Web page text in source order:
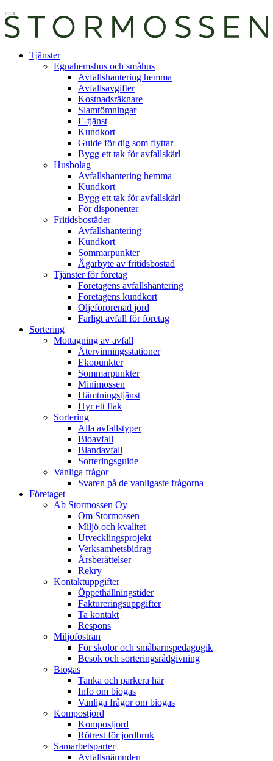
Skip
to
content
Öppna
huvudmeny
tjänst
Tjänster
Egnahemshus och småhus
Avfallshantering hemma
Avfallsavgifter
Kostnadsräknare
Slamtömningar
E-tjänst
Kundkort
Guide för dig som flyttar
Bygg ett tak för avfallskärl
Husbolag
Avfallshantering hemma
Kundkort
Bygg ett tak för avfallskärl
För disponenter
Fritidsbostäder
Avfallshantering
Kundkort
Sommarpunkter
Ägarbyte av fritidsbostad
Tjänster för företag
Företagens avfallshantering
Företagens kundkort
Oljeförorenad jord
Farligt avfall för företag
Sortering
Mottagning av avfall
Återvinningsstationer
Ekopunkter
Sommarpunkter
Minimossen
Hämtningstjänst
Hyr ett flak
Sortering
Alla avfallstyper
Bioavfall
Blandavfall
Sorteringsguide
Vanliga frågor
Svaren på de vanligaste frågorna
Företaget
Ab Stormossen Oy
Om Stormossen
Miljö och kvalitet
Utvecklingsprojekt
Verksamhetsbidrag
Årsberättelser
Rekry
Kontaktuppgifter
Öppethållningstider
Faktureringsuppgifter
Ta kontakt
Respons
Miljöfostran
För skolor och småbarnspedagogik
Besök och sorteringsrådgivning
Biogas
Tanka och parkera här
Info om biogas
Vanliga frågor om biogas
Kompostjord
Kompostjord
Rötrest för jordbruk
Samarbetsparter
Avfallsnämnden